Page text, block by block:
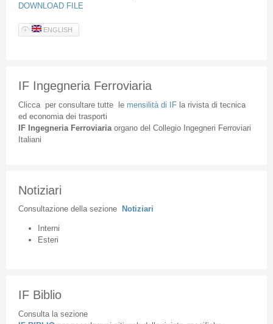
DOWNLOAD FILE
ENGLISH
IF Ingegneria Ferroviaria
Cliccaper consultare tuttele mensilità di IFla rivista di tecnica
ed economia dei trasporti
IF Ingegneria Ferroviaria organodel Collegio Ingegneri Ferroviari
Italiani
Notiziari
Consultazione della sezione Notiziari
Interni
Esteri
IF Biblio
Consulta la sezione